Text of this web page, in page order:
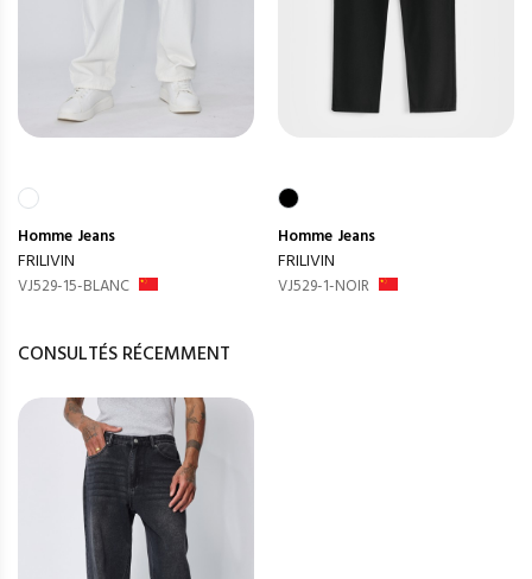
Homme Jeans
FRILIVIN
VJ529-15-BLANC
Homme Jeans
FRILIVIN
VJ529-1-NOIR
CONSULTÉS RÉCEMMENT